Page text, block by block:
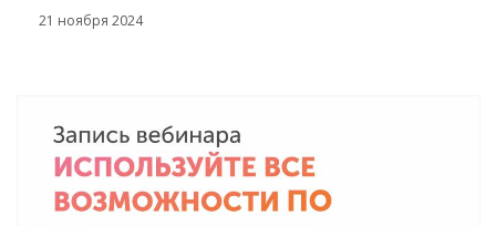
21 ноября 2024